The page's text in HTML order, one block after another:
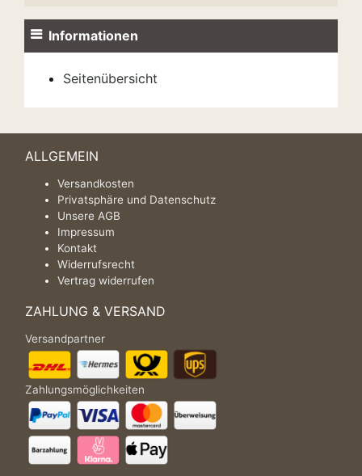
Informationen
Seitenübersicht
ALLGEMEIN
Versandkosten
Privatsphäre und Datenschutz
Unsere AGB
Impressum
Kontakt
Widerrufsrecht
Vertrag widerrufen
ZAHLUNG & VERSAND
Versandpartner
Zahlungsmöglichkeiten